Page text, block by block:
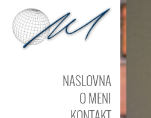
NASLOVNA
O MENI